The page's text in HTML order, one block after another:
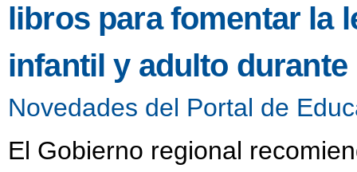
libros para fomentar la
infantil y adulto
Novedades del Portal de
El Gobierno regional